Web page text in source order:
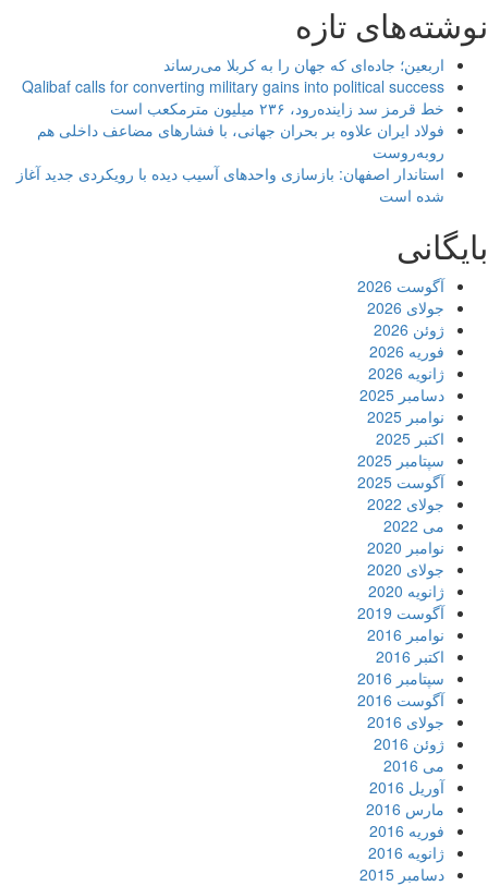
تازه
اربعین؛ جاده‌ای که جهان را به کربلا می‌رساند
Qalibaf calls for converting military gains into political success
خط قرمز سد زاینده‌رود، ۲۳۶ میلیون مترمکعب است
فولاد ایران علاوه بر بحران جهانی، با فشارهای مضاعف داخلی هم
روبه‌روست
استاندار اصفهان: بازسازی واحدهای آسیب دیده با رویکردی جدید آغاز
شده است
آگوست 2026
جولای 2026
ژوئن 2026
فوریه 2026
ژانویه 2026
دسامبر 2025
نوامبر 2025
اکتبر 2025
سپتامبر 2025
آگوست 2025
جولای 2022
می 2022
نوامبر 2020
جولای 2020
ژانویه 2020
آگوست 2019
نوامبر 2016
اکتبر 2016
سپتامبر 2016
آگوست 2016
جولای 2016
ژوئن 2016
می 2016
آوریل 2016
مارس 2016
فوریه 2016
ژانویه 2016
دسامبر 2015